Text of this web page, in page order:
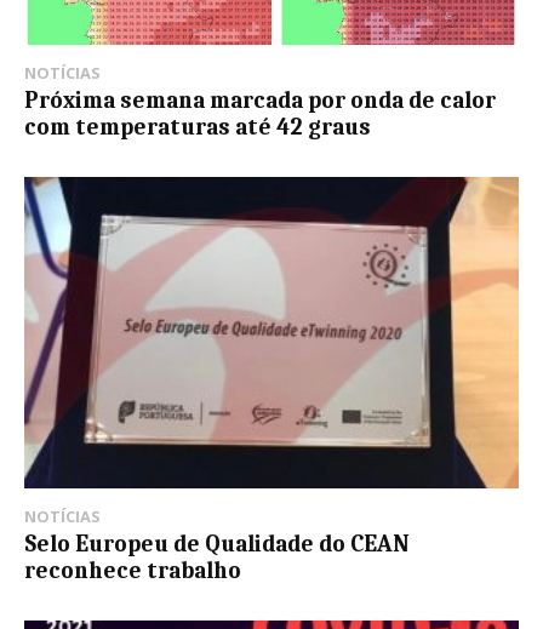
NOTÍCIAS
Próxima semana marcada por onda de calor
com temperaturas até 42 graus
NOTÍCIAS
Selo Europeu de Qualidade do CEAN
reconhece trabalho